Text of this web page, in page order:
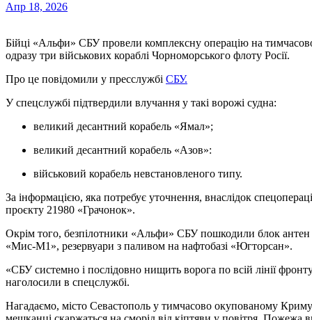
Апр 18, 2026
Бійці «Альфи» СБУ провели комплексну операцію на тимчасово окупованій території Криму, під час якої уражено
одразу три військових кораблі Чорноморського флоту Росії.
Про це повідомили у пресслужбі СБУ.
У спецслужбі підтвердили влучання у такі ворожі судна:
великий десантний корабель «Ямал»;
великий десантний корабель «Азов»:
військовий корабель невстановленого типу.
За інформацією, яка потребує уточнення, внаслідок
проєкту 21980 «Грачонок».
Окрім того, безпілотники «Альфи» СБУ пошкодили блок
«Мис-М1», резервуари з паливом на нафтобазі «Югторсан».
«СБУ системно і послідовно нищить ворога по всій лінії
наголосили в спецслужбі.
Нагадаємо, місто Севастополь у тимчасово окупованому